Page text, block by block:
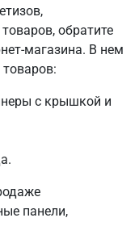
обратите
магазина. В нем
с крышкой и
панели,